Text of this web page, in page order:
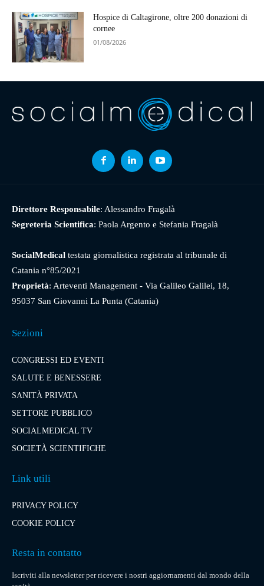
Hospice di Caltagirone, oltre 200 donazioni di
cornee
01/08/2026
Direttore Responsabile: Alessandro Fragalà
Segreteria Scientifica: Paola Argento e Stefania Fragalà
SocialMedical testata giornalistica registrata al tribunale di
Catania n°85/2021
Proprietà: Arteventi Management - Via Galileo Galilei, 18,
95037 San Giovanni La Punta (Catania)
Sezioni
CONGRESSI ED EVENTI
SALUTE E BENESSERE
SANITÀ PRIVATA
SETTORE PUBBLICO
SOCIALMEDICAL TV
SOCIETÀ SCIENTIFICHE
Link utili
PRIVACY POLICY
COOKIE POLICY
Resta in contatto
Iscriviti alla newsletter per ricevere i nostri aggiornamenti dal mondo della